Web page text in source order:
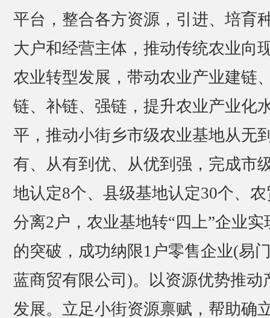
平台，整合各方资源，引进、培育
大户和经营主体，推动传统农业向
农业转型发展，带动农业产业建链
链、补链、强链，提升农业产业化
平，推动小街乡市级农业基地从无
有、从有到优、从优到强，完成市
地认定8个、县级基地认定30个、农
分离2户，农业基地转“四上”企业实
的突破，成功纳限1户零售企业(易
蓝商贸有限公司)。以资源优势推动
发展。立足小街资源禀赋，帮助确